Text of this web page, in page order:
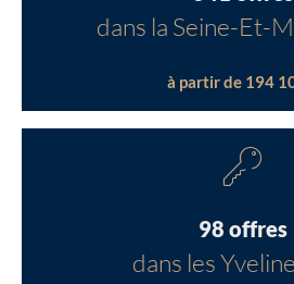
dans la Seine-Et-
à partir de 194
98 offres
dans les